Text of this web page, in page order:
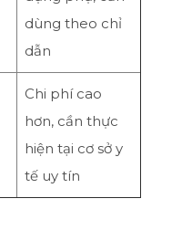
dùng theo chỉ
dẫn
Chi phí cao
hơn, cần thực
hiện tại cơ sở y
tế uy tín